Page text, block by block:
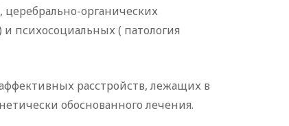
органических
психосо­циальных ( патология
расстройств, лежащих в
обоснованного лечения.